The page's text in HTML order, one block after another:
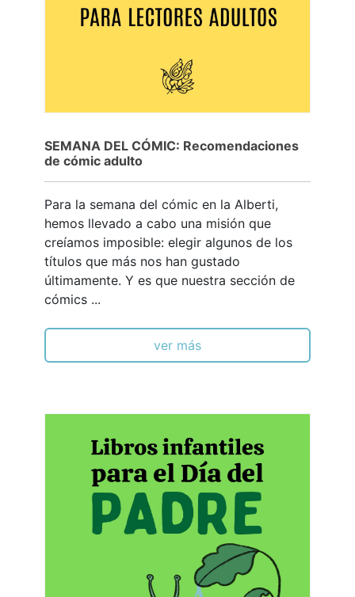
SEMANA DEL CÓMIC: Recomendaciones
de cómic adulto
Para la semana del cómic en la Alberti,
hemos llevado a cabo una misión que
creíamos imposible: elegir algunos de los
títulos que más nos han gustado
últimamente. Y es que nuestra sección de
cómics ...
ver más